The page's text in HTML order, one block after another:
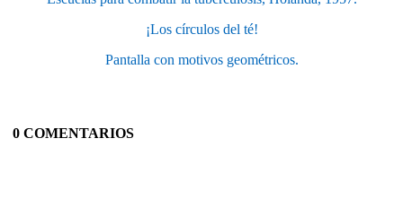
¡Los círculos del té!
Pantalla con motivos geométricos.
0 COMENTARIOS